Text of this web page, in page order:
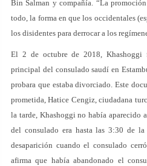
Bin Salman y compañía. “La
todo, la forma en que los occidentales
los disidentes para derrocar a los
El 2 de octubre de 2018,
principal del consulado saudí en
probara que estaba divorciado. Este
prometida, Hatice Cengiz, ciudadana
la tarde, Khashoggi no había aparecido
del consulado era hasta las 3:30 de
desaparición cuando el consulado
afirma que había abandonado el